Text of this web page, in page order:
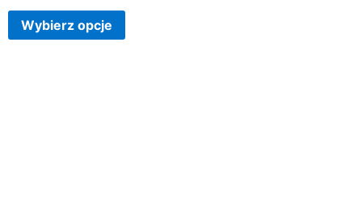
Wybierz opcje